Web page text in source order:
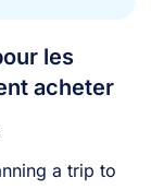
les
acheter
a trip to